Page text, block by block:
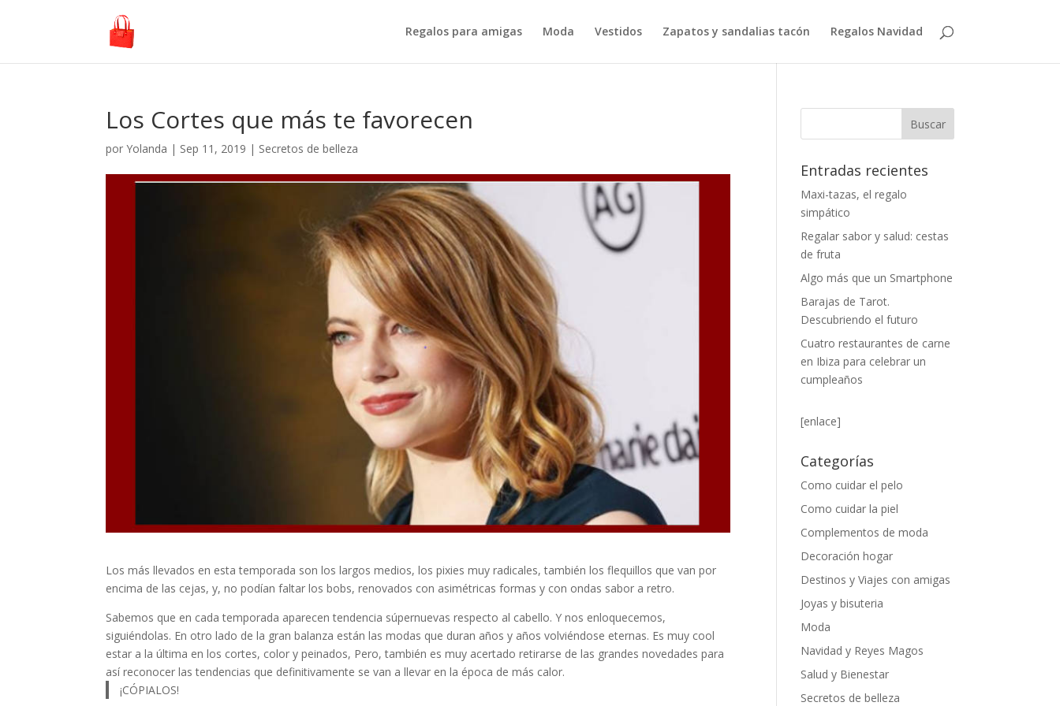
Regalos para amigas Moda Vestidos Zapatos y sandalias tacón Regalos Navidad
Los Cortes que más te favorecen
porYolanda | Sep 11, 2019 | Secretos de belleza
Los más llevados en esta temporada son los largos medios, los pixies muy radicales, también los flequillos que van por
encima de las cejas, y, no podían faltar los bobs, renovados con asimétricas formas y con ondas sabor a retro.
Sabemos que en cada temporada aparecen tendencia súpernuevas respecto al cabello. Y nos enloquecemos,
siguiéndolas. En otro lado de la gran balanza están las modas que duran años y años volviéndose eternas. Es muy cool
estar a la última en los cortes, color y peinados, Pero, también es muy acertado retirarse de las grandes novedades para
así reconocer las tendencias que definitivamente se van a llevar en la época de más calor.
¡CÓPIALOS!
Entradas recientes
Maxi-tazas, el regalo
simpático
Regalar sabor y salud: cestas
de fruta
Algo más que un Smartphone
Barajas de Tarot.
Descubriendo el futuro
Cuatro restaurantes de carne
en Ibiza para celebrar un
cumpleaños
[enlace]
Categorías
Como cuidar el pelo
Como cuidar la piel
Complementos de moda
Decoración hogar
Destinos y Viajes con amigas
Joyas y bisuteria
Moda
Navidad y Reyes Magos
Salud y Bienestar
Secretos de belleza